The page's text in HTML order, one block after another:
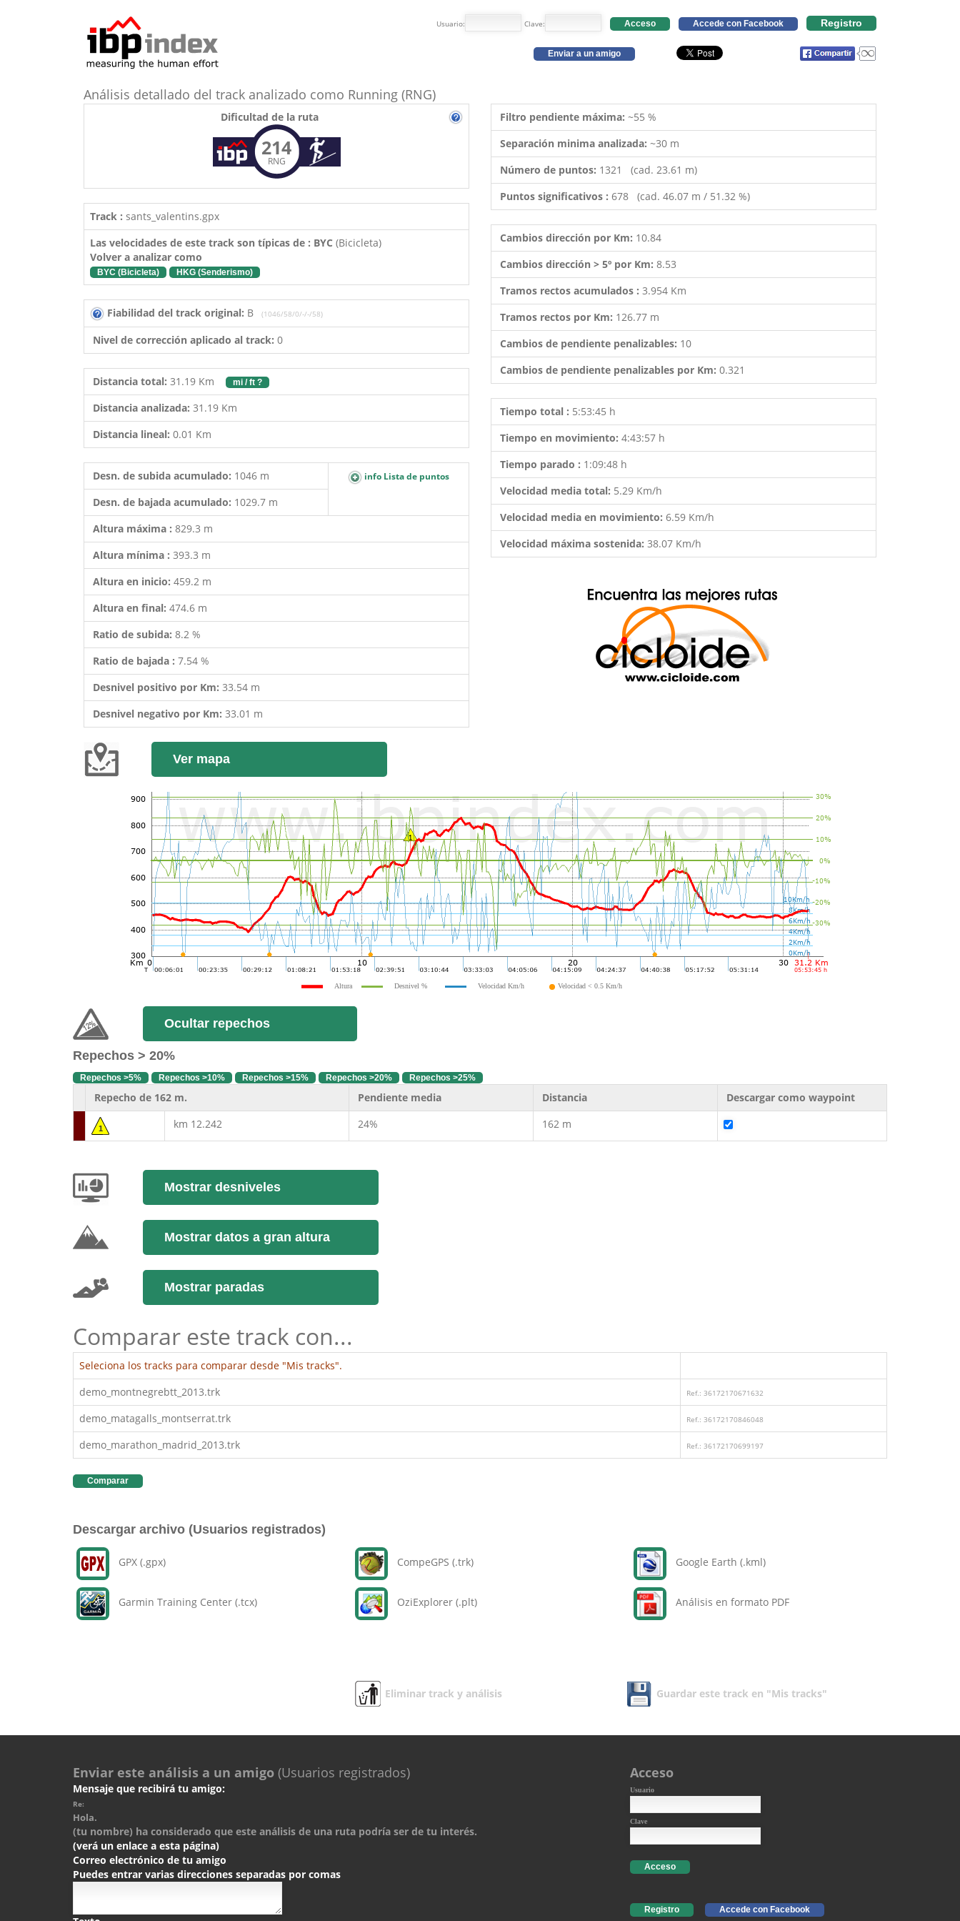
Usuario: Clave: Acceso Accede con Facebook Registro
Enviar a un amigo
Análisis detallado del track analizado como Running (RNG)
Dificultad de la ruta
214
RNG
Track : sants_valentins.gpx
Las velocidades de este track son típicas de : BYC (Bicicleta)
Volver a analizar como
BYC (Bicicleta) HKG (Senderismo)
Fiabilidad del track original: B (1046/58/0/-/-/58)
Nivel de corrección aplicado al track: 0
Distancia total: 31.19 Km mi / ft ?
Distancia analizada: 31.19 Km
Distancia lineal: 0.01 Km
Desn. de subida acumulado: 1046 m info Lista de puntos
Desn. de bajada acumulado: 1029.7 m
Altura máxima : 829.3 m
Altura mínima : 393.3 m
Altura en inicio: 459.2 m
Altura en final: 474.6 m
Ratio de subida: 8.2 %
Ratio de bajada : 7.54 %
Desnivel positivo por Km: 33.54 m
Desnivel negativo por Km: 33.01 m
Filtro pendiente máxima: ~55 %
Separación minima analizada: ~30 m
Número de puntos: 1321 (cad. 23.61 m)
Puntos significativos : 678 (cad. 46.07 m / 51.32 %)
Cambios dirección por Km: 10.84
Cambios dirección > 5º por Km: 8.53
Tramos rectos acumulados : 3.954 Km
Tramos rectos por Km: 126.77 m
Cambios de pendiente penalizables: 10
Cambios de pendiente penalizables por Km: 0.321
Tiempo total : 5:53:45 h
Tiempo en movimiento: 4:43:57 h
Tiempo parado : 1:09:48 h
Velocidad media total: 5.29 Km/h
Velocidad media en movimiento: 6.59 Km/h
Velocidad máxima sostenida: 38.07 Km/h
Ver mapa
Altura Desnivel % Velocidad Km/h Velocidad < 0.5 Km/h
Ocultar repechos
Repechos > 20%
Repechos >5% Repechos >10% Repechos >15% Repechos >20% Repechos >25%
Repecho de 162 m. Pendiente media Distancia Descargar como waypoint
1 km 12.242 24% 162 m
Mostrar desniveles
Mostrar datos a gran altura
Mostrar paradas
Comparar este track con...
Seleciona los tracks para comparar desde "Mis tracks".
demo_montnegrebtt_2013.trk
Ref.: 36172170671632
demo_matagalls_montserrat.trk Ref.: 36172170846048
demo_marathon_madrid_2013.trk Ref.: 36172170699197
Comparar
Descargar archivo (Usuarios registrados)
GPX (.gpx)
Garmin Training Center (.tcx)
CompeGPS (.trk)
OziExplorer (.plt)
Google Earth (.kml)
Análisis en formato PDF
Eliminar track y análisis Guardar este track en "Mis tracks"
Enviar este análisis a un amigo (Usuarios registrados)
Mensaje que recibirá tu amigo:
Re:
Hola.
(tu nombre) ha considerado que este análisis de una ruta podría ser de tu interés.
(verá un enlace a esta página)
Correo electrónico de tu amigo
Puedes entrar varias direcciones separadas por comas
Acceso
Usuario
Clave
Acceso
Registro Accede con Facebook